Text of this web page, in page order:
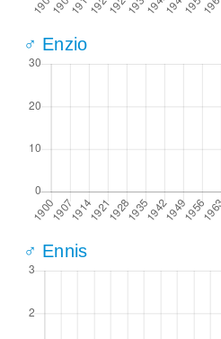
♂ Enzio
♂ Ennis